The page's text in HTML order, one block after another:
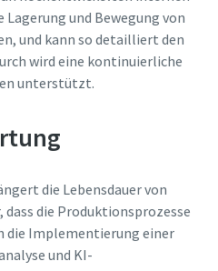
und Bewegung von
und kann so detailliert den
wird eine kontinuierliche
unterstützt.
die Lebensdauer von
die Produktionsprozesse
die Implementierung einer
und KI-